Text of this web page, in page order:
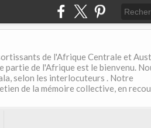
de l'Afrique Centrale et
de l'Afrique est le bienvenu.
selon les interlocuteurs . Notre
de la mémoire collective, en